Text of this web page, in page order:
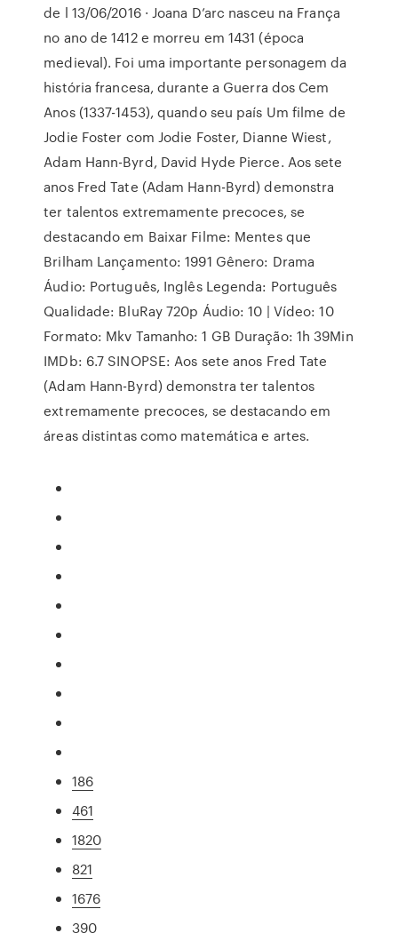
de l 13/06/2016 · Joana D’arc nasceu na França
no ano de 1412 e morreu em 1431 (época
medieval). Foi uma importante personagem da
história francesa, durante a Guerra dos Cem
Anos (1337-1453), quando seu país Um filme de
Jodie Foster com Jodie Foster, Dianne Wiest,
Adam Hann-Byrd, David Hyde Pierce. Aos sete
anos Fred Tate (Adam Hann-Byrd) demonstra
ter talentos extremamente precoces, se
destacando em Baixar Filme: Mentes que
Brilham Lançamento: 1991 Gênero: Drama
Áudio: Português, Inglês Legenda: Português
Qualidade: BluRay 720p Áudio: 10 | Vídeo: 10
Formato: Mkv Tamanho: 1 GB Duração: 1h 39Min
IMDb: 6.7 SINOPSE: Aos sete anos Fred Tate
(Adam Hann-Byrd) demonstra ter talentos
extremamente precoces, se destacando em
áreas distintas como matemática e artes.
186
461
1820
821
1676
390